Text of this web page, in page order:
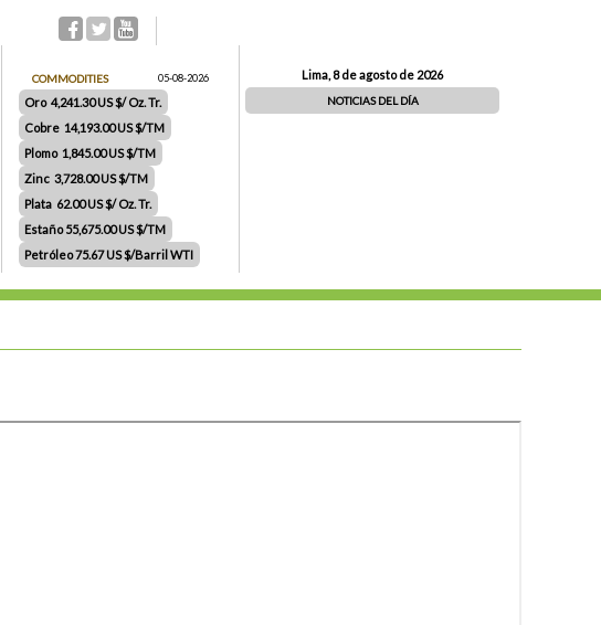
COMMODITIES 05-08-2026
Oro 4,241.30 US $/ Oz. Tr.
Cobre 14,193.00 US $/TM
Plomo 1,845.00 US $/TM
Zinc 3,728.00 US $/TM
Plata 62.00 US $/ Oz. Tr.
Estaño 55,675.00 US $/TM
Petróleo 75.67 US $/Barril WTI
Lima, 8 de agosto de 2026
NOTICIAS DEL DÍA